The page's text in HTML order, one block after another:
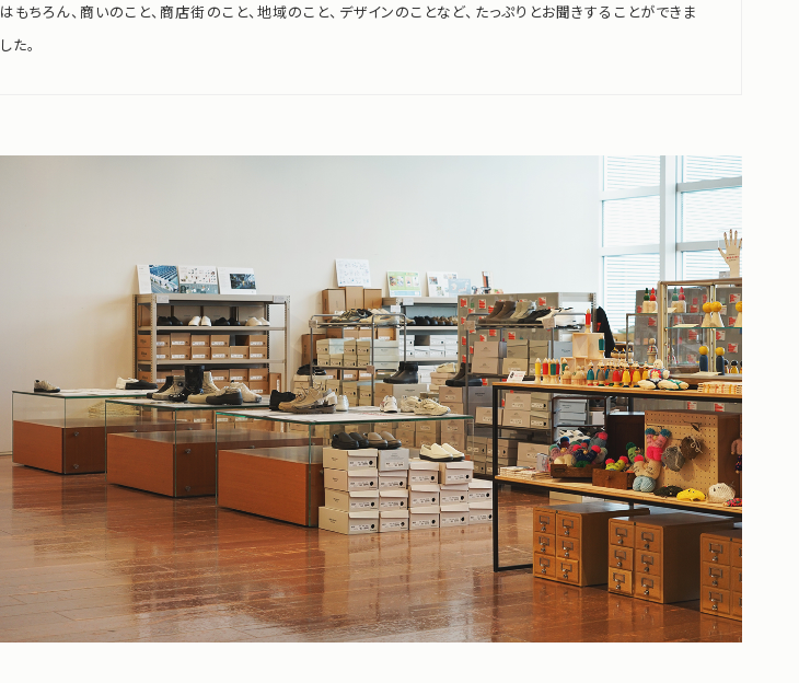
はもちろん、商いのこと、商店街のこと、地域のこと、デザインのことなど、たっぷりとお聞きすることができま
した。